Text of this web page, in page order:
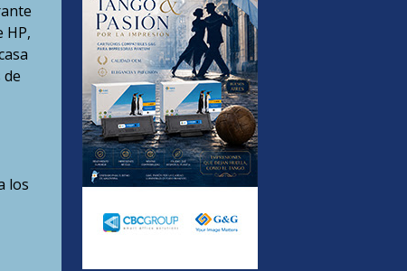
HP,
los